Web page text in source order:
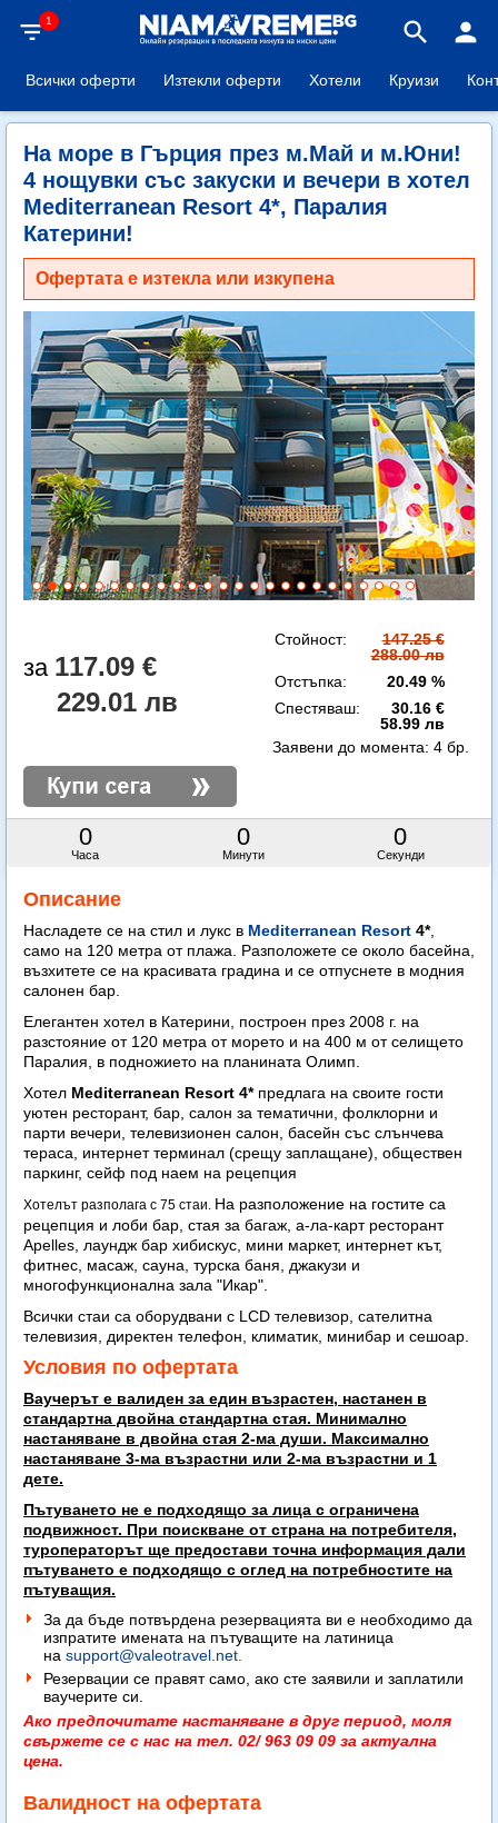
filter_list1 search person
Всички оферти Изтекли оферти Хотели Круизи
На море в Гърция през м.Май и м.Юни!
4 нощувки със закуски и вечери в хотел
Mediterranean Resort 4*, Паралия
Катерини!
Офертата е изтекла или изкупена
117.09 €
229.01 лв
Стойност:
147.25 €
288.00 лв
Отстъпка:
20.49 %
Спестяваш:
30.16 €
58.99 лв
0
Часа
0
Минути
0
Секунди
Заявени до момента: 4 бр.
Описание
Насладете се на стил и лукс в Mediterranean Resort 4*,
само на 120 метра от плажа. Разположете се около басейна,
възхитете се на красивата градина и се отпуснете в модния
салонен бар.
Елегантен хотел в Катерини, построен през 2008 г. на
разстояние от 120 метра от морето и на 400 м от селището
Паралия, в подножието на планината Олимп.
Хотел Mediterranean Resort 4* предлага на своите гости
уютен ресторант, бар, салон за тематични, фолклорни и
парти вечери, телевизионен салон, басейн със слънчева
тераса, интернет терминал (срещу заплащане), обществен
паркинг, сейф под наем на рецепция
Хотелът разполага с 75 стаи. На разположение на гостите са
рецепция и лоби бар, стая за багаж, а-ла-карт ресторант
Apelles, лаундж бар хибискус, мини маркет, интернет кът,
фитнес, масаж, сауна, турска баня, джакузи и
многофункционална зала "Икар".
Всички стаи са оборудвани с LCD телевизор, сателитна
телевизия, директен телефон, климатик, минибар и сешоар.
Условия по офертата
Ваучерът е валиден за един възрастен, настанен в
стандартна двойна стандартна стая. Минимално
настаняване в двойна стая 2-ма души. Максимално
настаняване 3-ма възрастни или 2-ма възрастни и 1
дете.
Пътуването не е подходящо за лица с ограничена
подвижност. При поискване от страна на потребителя,
туроператорът ще предостави точна информация дали
пътуването е подходящо с оглед на потребностите на
пътуващия.
За да бъде потвърдена резервацията ви е необходимо да
изпратите имената на пътуващите на латиница
на support@valeotravel.net
Резервации се правят само, ако сте заявили и заплатили
ваучерите си.
Ако предпочитате настаняване в друг период, моля
свържете се с нас на тел. 02/ 963 09 09 за актуална
цена.
Валидност на офертата